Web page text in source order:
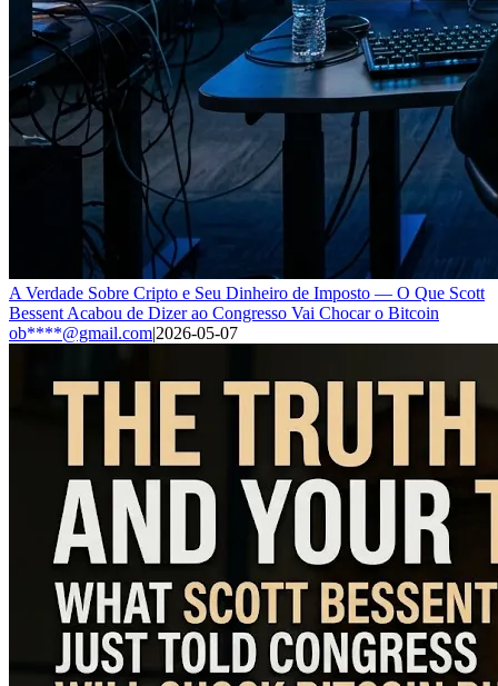
A Verdade Sobre Cripto e Seu Dinheiro de Imposto — O Que Scott
Bessent Acabou de Dizer ao Congresso Vai Chocar o Bitcoin
ob****@gmail.com|2026-05-07